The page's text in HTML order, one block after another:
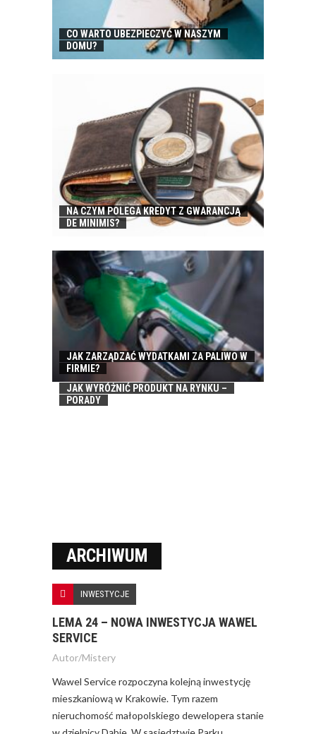
CO WARTO UBEZPIECZYĆ W NASZYM
DOMU?
NA CZYM POLEGA KREDYT Z GWARANCJĄ
DE MINIMIS?
JAK ZARZĄDZAĆ WYDATKAMI ZA PALIWO W
FIRMIE?
JAK WYRÓŻNIĆ PRODUKT NA RYNKU –
PORADY
ARCHIWUM
INWESTYCJE
LEMA 24 – NOWA INWESTYCJA WAWEL
SERVICE
Autor/Mistery
Wawel Service rozpoczyna kolejną inwestycję
mieszkaniową w Krakowie. Tym razem
nieruchomość małopolskiego dewelopera stanie